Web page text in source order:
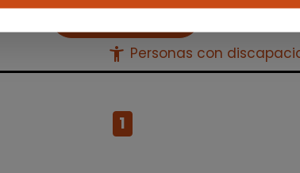
Me interesa
accessibility_new Personas con
1